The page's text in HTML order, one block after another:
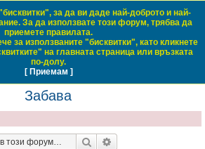
Chevrolet Club Bulgaria
форума Влез
Регистрация
Забава
е
активните теми
Забава
Търсене
за да ви даде най-доброто и най-
За да използвате този форум, трябва да
приемете правилата.
за използваните "бисквитки", като кликнете
на главната страница или връзката
по-долу.
[ Приемам ]